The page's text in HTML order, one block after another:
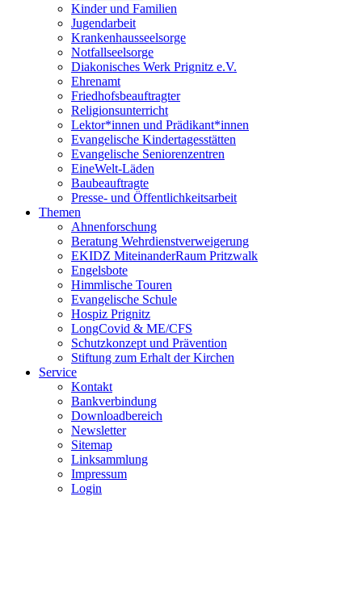
Kinder und Familien
Jugendarbeit
Krankenhausseelsorge
Notfallseelsorge
Diakonisches Werk Prignitz e.V.
Ehrenamt
Friedhofsbeauftragter
Religionsunterricht
Lektor*innen und Prädikant*innen
Evangelische Kindertagesstätten
Evangelische Seniorenzentren
EineWelt-Läden
Baubeauftragte
Presse- und Öffentlichkeitsarbeit
Themen
Ahnenforschung
Beratung Wehrdienstverweigerung
EKIDZ MiteinanderRaum Pritzwalk
Engelsbote
Himmlische Touren
Evangelische Schule
Hospiz Prignitz
LongCovid & ME/CFS
Schutzkonzept und Prävention
Stiftung zum Erhalt der Kirchen
Service
Kontakt
Bankverbindung
Downloadbereich
Newsletter
Sitemap
Linksammlung
Impressum
Login